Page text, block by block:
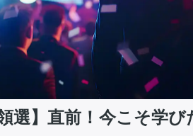
選】直前！今こそ学